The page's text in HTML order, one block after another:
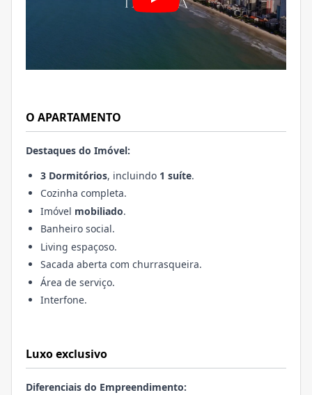
O APARTAMENTO
Destaques do Imóvel:
3 Dormitórios, incluindo 1 suíte.
Cozinha completa.
Imóvel mobiliado.
Banheiro social.
Living espaçoso.
Sacada aberta com churrasqueira.
Área de serviço.
Interfone.
Luxo exclusivo
Diferenciais do Empreendimento: